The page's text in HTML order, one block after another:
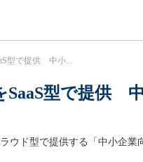
型で提供 中小...
SaaS型で提供
ウド型で提供する「中小企業